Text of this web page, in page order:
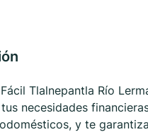
Tlalnepantla Río
necesidades
y te